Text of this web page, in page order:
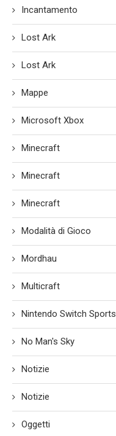
Incantamento
Lost Ark
Lost Ark
Mappe
Microsoft Xbox
Minecraft
Minecraft
Minecraft
Modalità di Gioco
Mordhau
Multicraft
Nintendo Switch Sports
No Man's Sky
Notizie
Notizie
Oggetti